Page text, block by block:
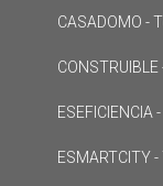
CASADOMO -
ESMARTCITY